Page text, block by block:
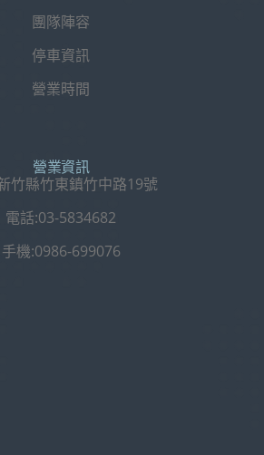
團隊陣容
停車資訊
營業時間
營業資訊
竹縣竹東鎮竹中路19號
電話:03-5834682
手機:0986-699076